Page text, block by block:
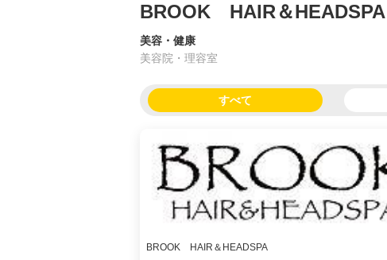
BROOK HAIR＆HEADSPA
美容・健康
美容院・理容室
すべて
BROOK HAIR＆HEADSPA